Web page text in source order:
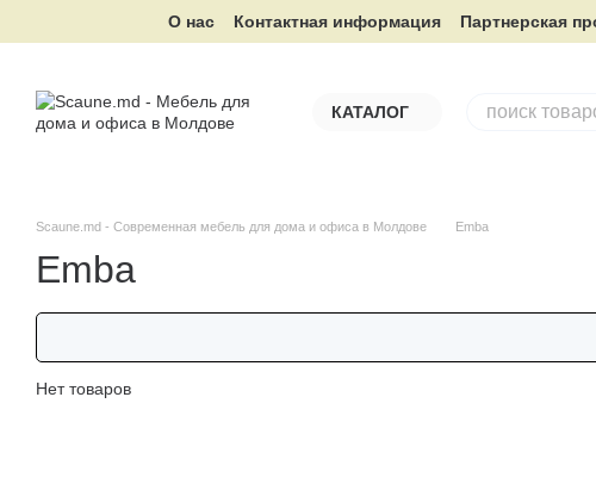
Перейти к основному контенту
О нас Контактная информация Партнерская
КАТАЛОГ
Scaune.md - Современная мебель для дома и офиса в Молдове Emba
Emba
Нет товаров